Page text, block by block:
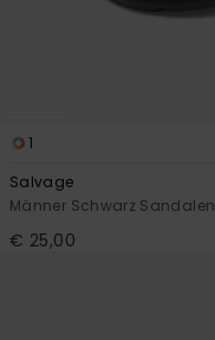
1
Salvage
Männer Schwarz Sandalen
€ 25,00